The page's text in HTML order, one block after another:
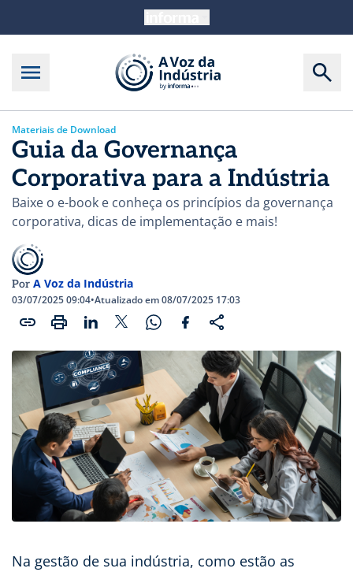
Materiais de Download
Guia da Governança
Corporativa para a Indústria
Baixe o e-book e conheça os princípios da governança
corporativa, dicas de implementação e mais!
Por A Voz da Indústria
03/07/2025 09:04•Atualizado em 08/07/2025 17:03
Na gestão de sua indústria, como estão as